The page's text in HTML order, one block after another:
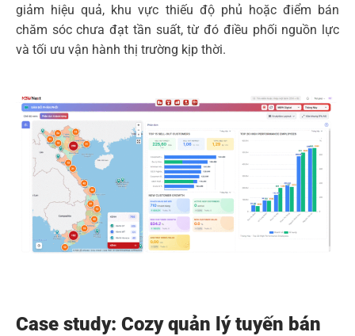
giảm hiệu quả, khu vực thiếu độ phủ hoặc điểm bán
chăm sóc chưa đạt tần suất, từ đó điều phối nguồn lực
và tối ưu vận hành thị trường kịp thời.
Case study: Cozy quản lý tuyến bán